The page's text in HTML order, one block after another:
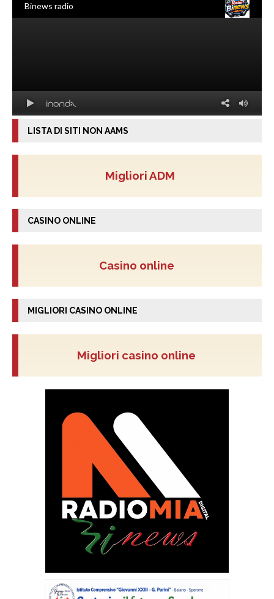
LISTA DI SITI NON AAMS
Migliori ADM
CASINO ONLINE
Casino online
MIGLIORI CASINO ONLINE
Migliori casino online